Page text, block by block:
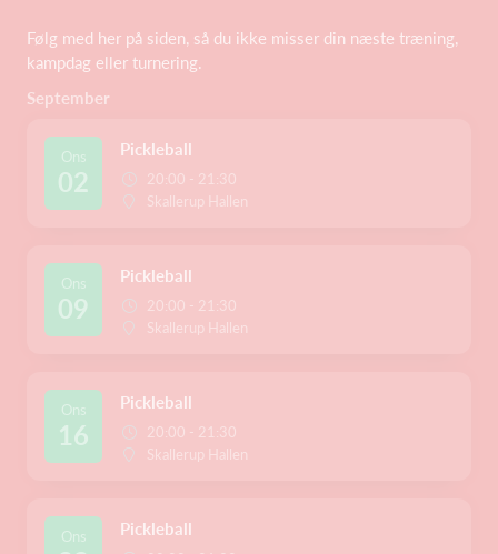
Følg med her på siden, så du ikke misser din næste træning,
kampdag eller turnering.
September
Ons
02
Pickleball
20:00 - 21:30
Skallerup Hallen
Ons
09
Pickleball
20:00 - 21:30
Skallerup Hallen
Ons
16
Pickleball
20:00 - 21:30
Skallerup Hallen
Ons Pickleball